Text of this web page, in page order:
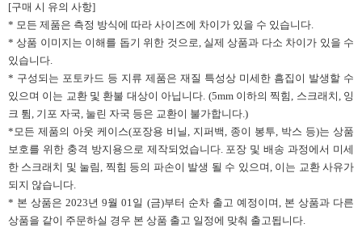
[구매 시 유의 사항]
* 모든 제품은 측정 방식에 따라 사이즈에 차이가 있을 수 있습니다.
* 상품 이미지는 이해를 돕기 위한 것으로, 실제 상품과 다소 차이가 있을 수
있습니다.
* 구성되는 포토카드 등 지류 제품은 재질 특성상 미세한 흠집이 발생할 수
있으며 이는 교환 및 환불 대상이 아닙니다. (5mm 이하의 찍힘, 스크래치, 잉
크 튐, 기포 자국, 눌린 자국 등은 교환이 불가합니다.)
*모든 제품의 아웃 케이스(포장용 비닐, 지퍼백, 종이 봉투, 박스 등)는 상품
보호를 위한 충격 방지용으로 제작되었습니다. 포장 및 배송 과정에서 미세
한 스크래치 및 눌림, 찍힘 등의 파손이 발생 될 수 있으며, 이는 교환 사유가
되지 않습니다.
* 본 상품은 2023년 9월 01일 (금)부터 순차 출고 예정이며, 본 상품과 다른
상품을 같이 주문하실 경우 본 상품 출고 일정에 맞춰 출고됩니다.